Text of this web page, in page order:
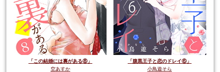
「この結婚には裏がある⑧」
空あすか
「腹黒王子と恋のドレイ⑥」
小鳥遊そら